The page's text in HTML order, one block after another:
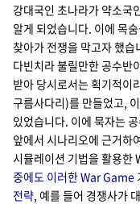
강대국인 초나라가 약소국
알게 되었습니다. 이에 목
찾아가 전쟁을 막고자 했
다빈치라 불릴만한 공수반
받아 당시로서는 획기적이
구름사다리)를 만들었고,
있었습니다. 이에 묵자는
앞에서 시나리오에 근거하
시뮬레이션 기법을 활용한
중에도 이러한 War Game
전략, 예를 들어 경쟁사가